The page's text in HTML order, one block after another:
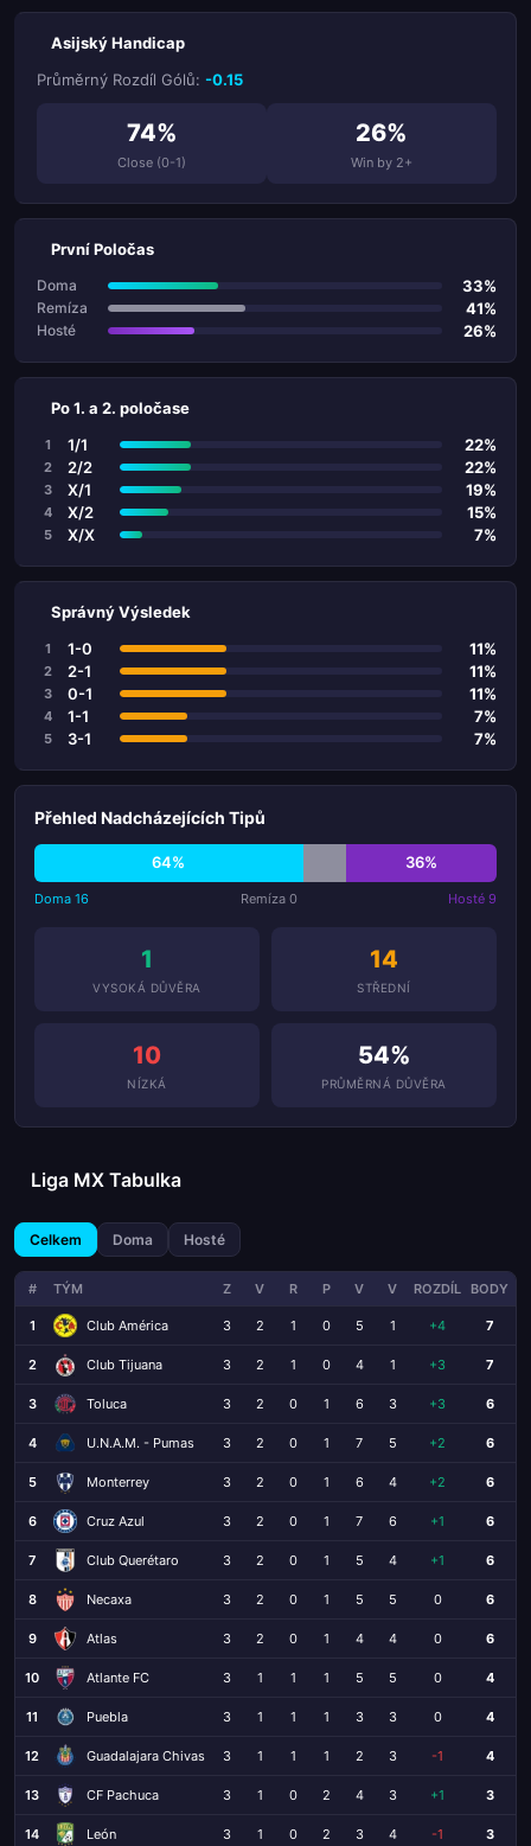
Asijský Handicap
Průměrný Rozdíl Gólů: -0.15
74%
Close (0-1)
26%
Win by 2+
První Poločas
Doma 33%
Remíza 41%
Hosté 26%
Po 1. a 2. poločase
1 1/1 22%
2 2/2 22%
3 X/1 19%
4 X/2 15%
5 X/X 7%
Správný Výsledek
1 1-0 11%
2 2-1 11%
3 0-1 11%
4 1-1 7%
5 3-1 7%
Přehled Nadcházejících Tipů
64% 36%
Doma 16 Remíza 0 Hosté 9
1
VYSOKÁ DŮVĚRA
14
STŘEDNÍ
10
NÍZKÁ
54%
PRŮMĚRNÁ DŮVĚRA
Liga MX Tabulka
Celkem Doma Hosté
# TÝM Z V R P V V ROZDÍL BODY
1 Club América 3 2 1 0 5 1 +4 7
2 Club Tijuana 3 2 1 0 4 1 +3 7
3 Toluca 3 2 0 1 6 3 +3 6
4 U.N.A.M. - Pumas 3 2 0 1 7 5 +2 6
5 Monterrey 3 2 0 1 6 4 +2 6
6 Cruz Azul 3 2 0 1 7 6 +1 6
7 Club Querétaro 3 2 0 1 5 4 +1 6
8 Necaxa 3 2 0 1 5 5 0 6
9 Atlas 3 2 0 1 4 4 0 6
10 Atlante FC 3 1 1 1 5 5 0 4
11 Puebla 3 1 1 1 3 3 0 4
12 Guadalajara Chivas 3 1 1 1 2 3 -1 4
13 CF Pachuca 3 1 0 2 4 3 +1 3
14 León 3 1 0 2 3 4 -1 3